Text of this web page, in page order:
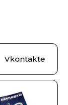
Vkontakte